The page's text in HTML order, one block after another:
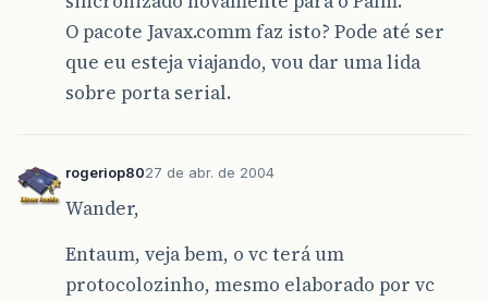
O pacote Javax.comm faz isto? Pode até ser
que eu esteja viajando, vou dar uma lida
sobre porta serial.
rogeriop8027 de abr. de 2004
Wander,
Entaum, veja bem, o vc terá um
protocolozinho, mesmo elaborado por vc